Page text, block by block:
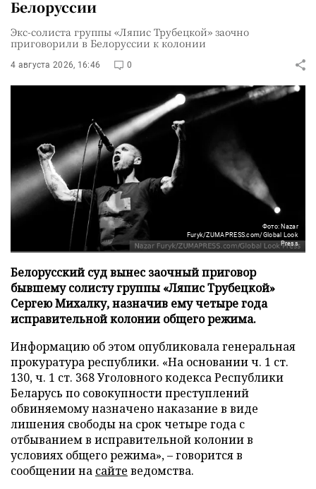
Белоруссии
Экс-солиста группы «Ляпис Трубецкой» заочно
приговорили в Белоруссии к колонии
4 августа 2026, 16:46 0
Фото: Nazar
Furyk/ZUMAPRESS.com/Global Look
Press
Белорусский суд вынес заочный приговор
бывшему солисту группы «Ляпис Трубецкой»
Сергею Михалку, назначив ему четыре года
исправительной колонии общего режима.
Информацию об этом опубликовала генеральная
прокуратура республики. «На основании ч. 1 ст.
130, ч. 1 ст. 368 Уголовного кодекса Республики
Беларусь по совокупности преступлений
обвиняемому назначено наказание в виде
лишения свободы на срок четыре года с
отбыванием в исправительной колонии в
условиях общего режима», – говорится в
сообщении на сайте ведомства.